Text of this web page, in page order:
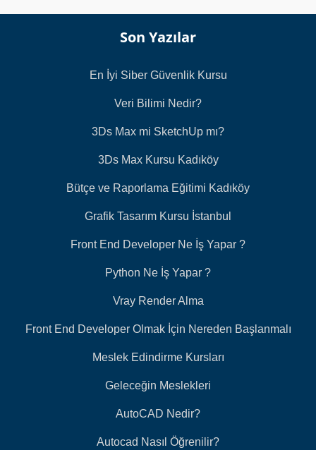
Son Yazılar
En İyi Siber Güvenlik Kursu
Veri Bilimi Nedir?
3Ds Max mi SketchUp mı?
3Ds Max Kursu Kadıköy
Bütçe ve Raporlama Eğitimi Kadıköy
Grafik Tasarım Kursu İstanbul
Front End Developer Ne İş Yapar ?
Python Ne İş Yapar ?
Vray Render Alma
Front End Developer Olmak İçin Nereden Başlanmalı
Meslek Edindirme Kursları
Geleceğin Meslekleri
AutoCAD Nedir?
Autocad Nasıl Öğrenilir?